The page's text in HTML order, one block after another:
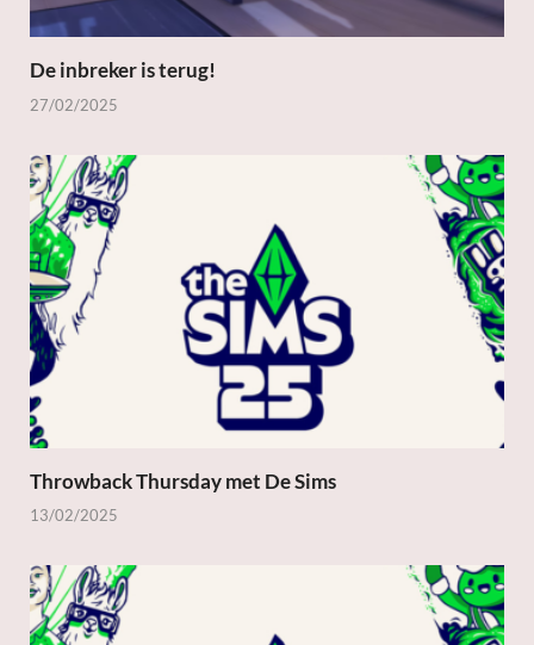
De inbreker is terug!
27/02/2025
Throwback Thursday met De Sims
13/02/2025